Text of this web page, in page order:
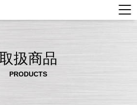
扱商品
PRODUCTS